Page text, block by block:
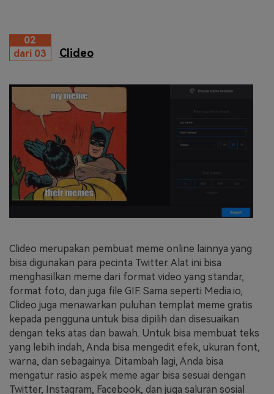
02
dari 03
Clideo
Clideo merupakan pembuat meme online lainnya yang
bisa digunakan para pecinta Twitter. Alat ini bisa
menghasilkan meme dari format video yang standar,
format foto, dan juga file GIF. Sama seperti Media.io,
Clideo juga menawarkan puluhan templat meme gratis
kepada pengguna untuk bisa dipilih dan disesuaikan
dengan teks atas dan bawah. Untuk bisa membuat teks
yang lebih indah, Anda bisa mengedit efek, ukuran font,
warna, dan sebagainya. Ditambah lagi, Anda bisa
mengatur rasio aspek meme agar bisa sesuai dengan
Twitter, Instagram, Facebook, dan juga saluran sosial